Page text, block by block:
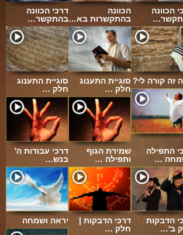
דרכי הכוונה
בהתקשר…
הכוונה
בהתקשרות בא…
הכוונה
סוגיית התענוג
חלק …
סוגיית התענוג
חלק …
זה קורה לי?
דרכי עבודות ה'
בנש…
שמירת הגוף
ותפילה …
התפילה
…
יראה ושמחה
דרכי הדבקות |
חלק …
הדבקות
ב'…